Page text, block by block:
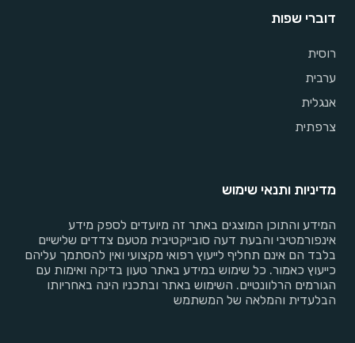
דוברי שפות
רוסית
ערבית
אנגלית
צרפתית
מדיניות ותנאי שימוש
המידע והתוכן המוצגים באתר זה מיועדים לספק מידע
אינפורמטיבי והבעת דעה סובייקטיבית מטעם צדדים שלישיים
בלבד הם אינם תחליף לייעוץ רפואי מקצועי ואין להסתמך עליהם
כייעוץ כאמור. כל שימוש במידע באתר טעון בדיקה ואימות עם
הגורמים הרלוונטיים. השימוש באתר ובתכניו הינה באחריותו
הבלעדית והמלאה של המשתמש